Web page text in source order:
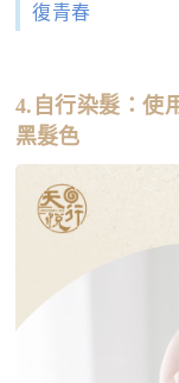
復青春
4.自行染髮：使
黑髮色